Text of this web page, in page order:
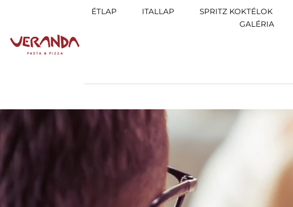
ÉTLAP ITALLAP SPRITZ KOKTÉLOK
GALÉRIA